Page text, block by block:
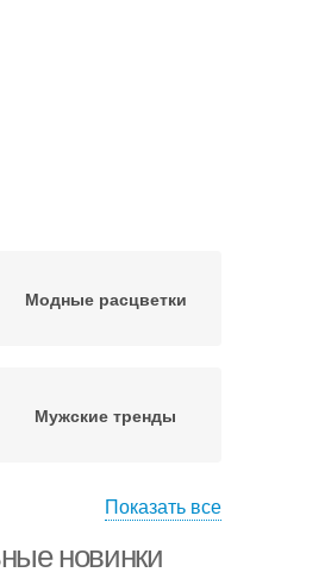
Модные расцветки
Мужские тренды
Показать все
новинки